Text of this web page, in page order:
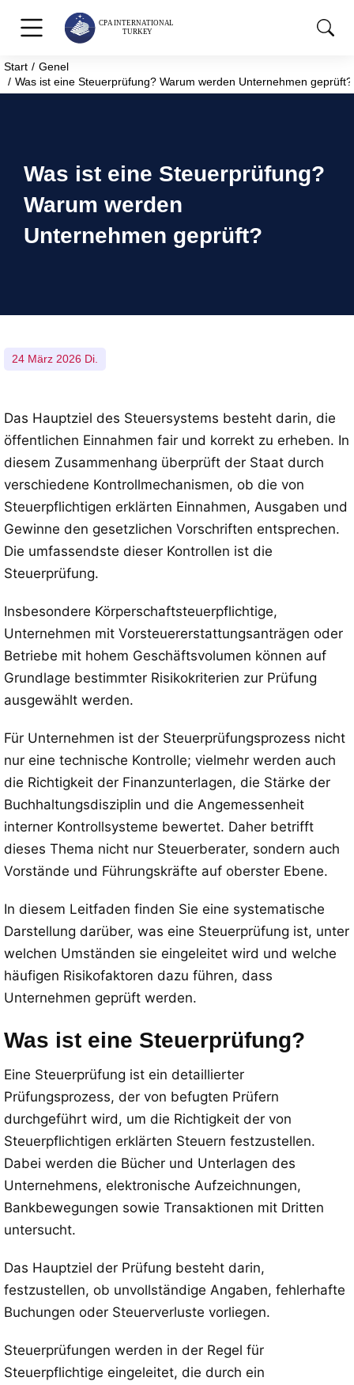
Sie befinden sich hier:
Start
Genel
Was ist eine Steuerprüfung? Warum werden Unternehmen geprüft?
Was ist eine Steuerprüfung?
Warum werden
Unternehmen geprüft?
24 März 2026 Di.
Das Hauptziel des Steuersystems besteht darin, die
öffentlichen Einnahmen fair und korrekt zu erheben. In
diesem Zusammenhang überprüft der Staat durch
verschiedene Kontrollmechanismen, ob die von
Steuerpflichtigen erklärten Einnahmen, Ausgaben und
Gewinne den gesetzlichen Vorschriften entsprechen.
Die umfassendste dieser Kontrollen ist die
Steuerprüfung.
Insbesondere Körperschaftsteuerpflichtige,
Unternehmen mit Vorsteuererstattungsanträgen oder
Betriebe mit hohem Geschäftsvolumen können auf
Grundlage bestimmter Risikokriterien zur Prüfung
ausgewählt werden.
Für Unternehmen ist der Steuerprüfungsprozess nicht
nur eine technische Kontrolle; vielmehr werden auch
die Richtigkeit der Finanzunterlagen, die Stärke der
Buchhaltungsdisziplin und die Angemessenheit
interner Kontrollsysteme bewertet. Daher betrifft
dieses Thema nicht nur Steuerberater, sondern auch
Vorstände und Führungskräfte auf oberster Ebene.
In diesem Leitfaden finden Sie eine systematische
Darstellung darüber, was eine Steuerprüfung ist, unter
welchen Umständen sie eingeleitet wird und welche
häufigen Risikofaktoren dazu führen, dass
Unternehmen geprüft werden.
Was ist eine Steuerprüfung?
Eine Steuerprüfung ist ein detaillierter
Prüfungsprozess, der von befugten Prüfern
durchgeführt wird, um die Richtigkeit der von
Steuerpflichtigen erklärten Steuern festzustellen.
Dabei werden die Bücher und Unterlagen des
Unternehmens, elektronische Aufzeichnungen,
Bankbewegungen sowie Transaktionen mit Dritten
untersucht.
Das Hauptziel der Prüfung besteht darin,
festzustellen, ob unvollständige Angaben, fehlerhafte
Buchungen oder Steuerverluste vorliegen.
Steuerprüfungen werden in der Regel für
Steuerpflichtige eingeleitet, die durch ein